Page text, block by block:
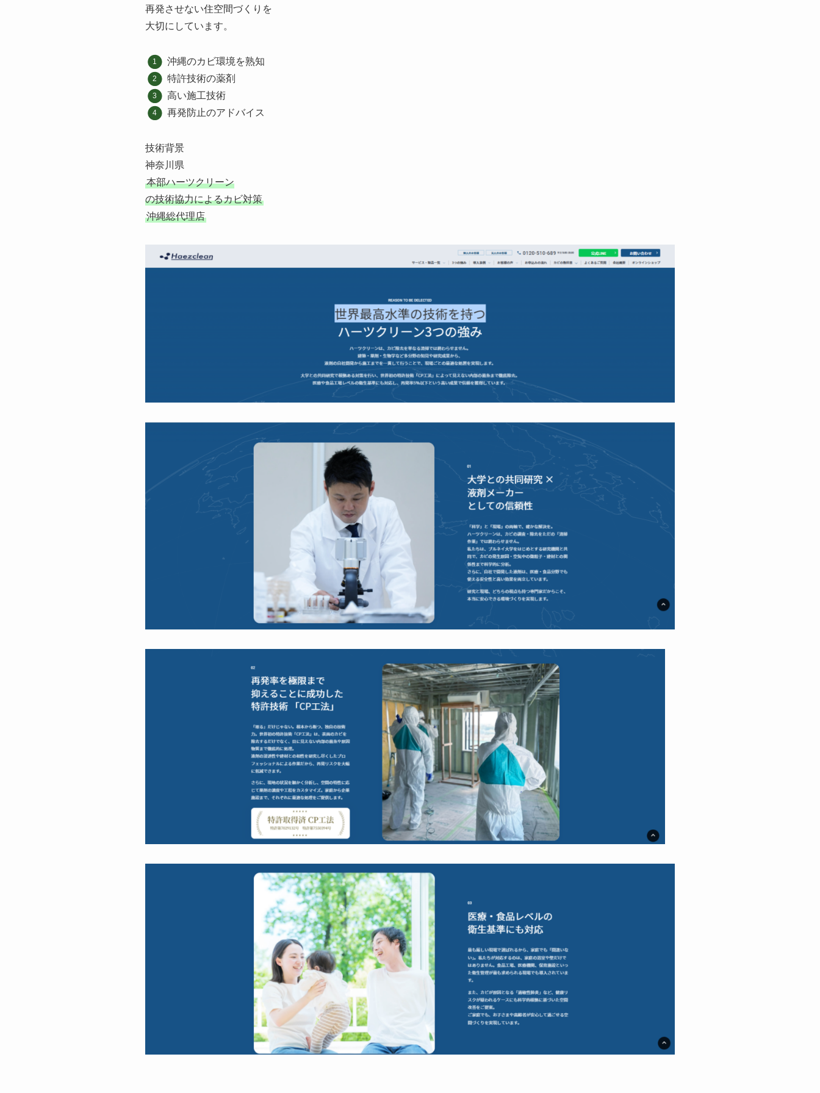
再発させない住空間づくりを
大切にしています。
沖縄のカビ環境を熟知
特許技術の薬剤
高い施工技術
再発防止のアドバイス
技術背景
神奈川県
本部ハーツクリーン
の技術協力によるカビ対策
沖縄総代理店